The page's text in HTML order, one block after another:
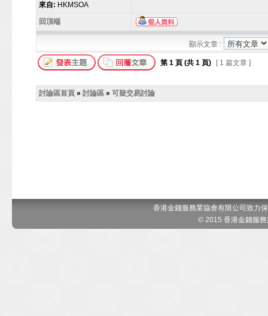
來自: HKMSOA
回頂端
顯示文章 :
第 1 頁 (共 1 頁) [ 1 篇文章 ]
討論區首頁 » 討論區 » 可疑交易討論
香港金錢服務業協會有限公司致力
© 2015 香港金錢服